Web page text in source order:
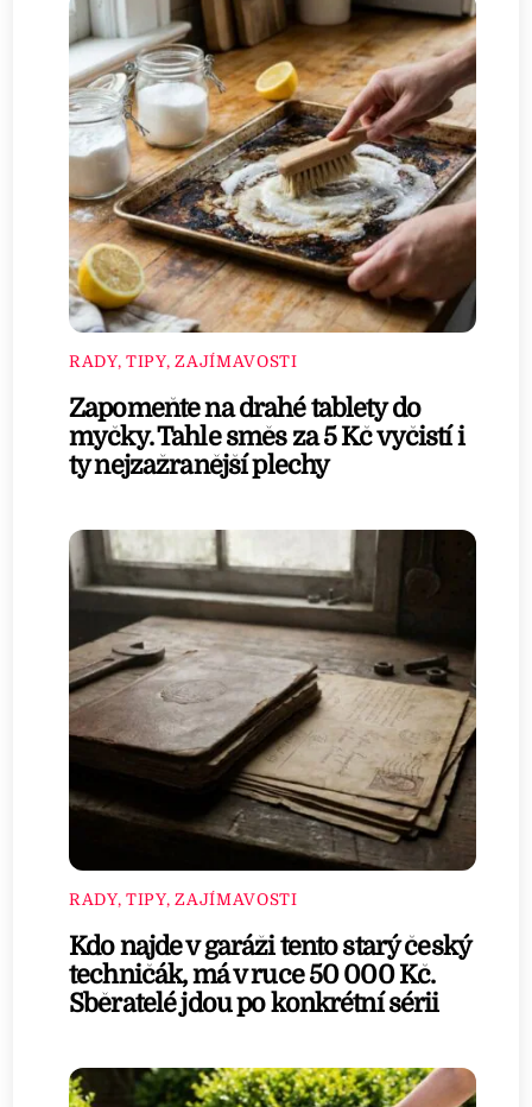
RADY, TIPY, ZAJÍMAVOSTI
Zapomeňte na drahé tablety do
myčky. Tahle směs za 5 Kč vyčistí i
ty nejzažranější plechy
RADY, TIPY, ZAJÍMAVOSTI
Kdo najde v garáži tento starý český
techničák, má v ruce 50 000 Kč.
Sběratelé jdou po konkrétní sérii